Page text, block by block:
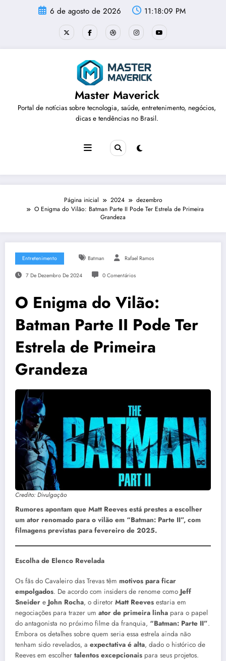
6 de agosto de 2026 11:18:10 PM
Master Maverick
Portal de notícias sobre tecnologia, saúde, entretenimento, negócios,
dicas e tendências no Brasil.
Página inicial 2024
dezembro
O Enigma do Vilão: Batman Parte II Pode Ter Estrela de Primeira
Grandeza
Entretenimento Batman Rafael Ramos
7 De Dezembro De 2024 0 Comentários
O Enigma do Vilão:
Batman Parte II Pode Ter
Estrela de Primeira
Grandeza
Credito: Divulgação
Rumores apontam que Matt Reeves está prestes a escolher
um ator renomado para o vilão em “Batman: Parte II”, com
filmagens previstas para fevereiro de 2025.
Escolha de Elenco Revelada
Os fãs do Cavaleiro das Trevas têm motivos para ficar
empolgados. De acordo com insiders de renome como Jeff
Sneider e John Rocha, o diretor Matt Reeves estaria em
negociações para trazer um ator de primeira linha para o papel
do antagonista no próximo filme da franquia, “Batman: Parte II”.
Embora os detalhes sobre quem seria essa estrela ainda não
tenham sido revelados, a expectativa é alta, dado o histórico de
Reeves em escolher talentos excepcionais para seus projetos.